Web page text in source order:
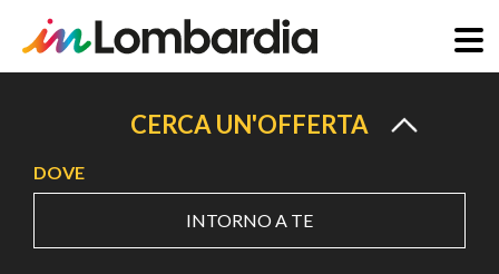
principale
CERCA UN'OFFERTA
DOVE
INTORNO A TE